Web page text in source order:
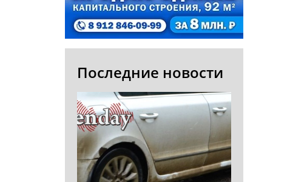
Последние новости